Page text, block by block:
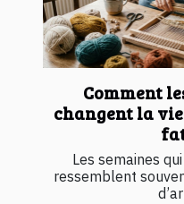
Comment
changent la
Les semaines
ressemblent